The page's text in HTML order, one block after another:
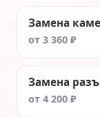
Замена
от 3 360 ₽
Замена
от 4 200 ₽